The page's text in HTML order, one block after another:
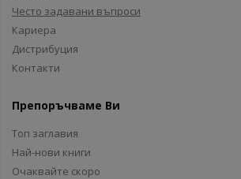
Често задавани въпроси
Кариера
Дистрибуция
Контакти
Препоръчваме Ви
Топ заглавия
Най-нови книги
Очаквайте скоро